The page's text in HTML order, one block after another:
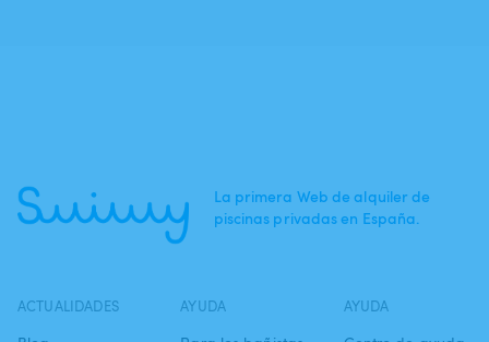
La primera Web de alquiler de
piscinas privadas en España.
ACTUALIDADES AYUDA AYUDA